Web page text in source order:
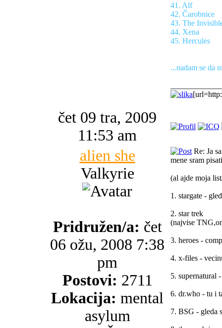
41. Alf
42. Čarobnice
43. The
44. Xena
45. Hercules
...nadam se da
čet 09 tra, 2009
11:53 am
alien she
Valkyrie
Pridružen/a: čet
06 ožu, 2008 7:38
pm
Postovi: 2711
Lokacija: mental
asylum
Re: Ja
mene sram
(al ajde moja
1. stargate -
2. star trek
(najvise
3. heroes -
4. x-files -
5. supernatural
6. dr.who - tu i
7. BSG - gleda